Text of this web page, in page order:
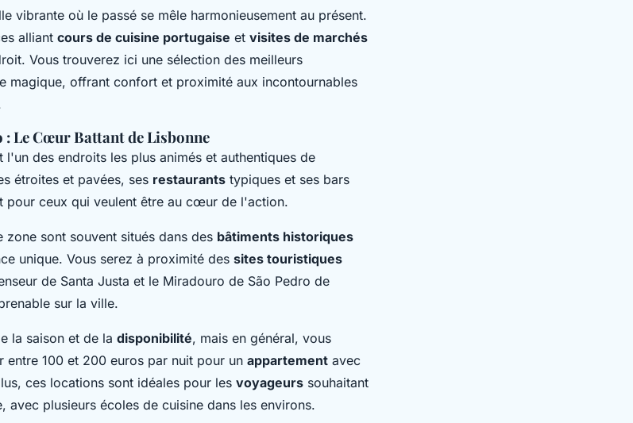
vibrante où le passé se mêle harmonieusement au présent.
alliant cours de cuisine portugaise et visites de marchés
Vous trouverez ici une sélection des meilleurs
magique, offrant confort et proximité aux incontournables
Le Cœur Battant de Lisbonne
l'un des endroits les plus animés et authentiques de
étroites et pavées, ses restaurants typiques et ses bars
pour ceux qui veulent être au cœur de l'action.
zone sont souvent situés dans des bâtiments historiques
unique. Vous serez à proximité des sites touristiques
de Santa Justa et le Miradouro de São Pedro de
sur la ville.
la saison et de la disponibilité, mais en général, vous
entre 100 et 200 euros par nuit pour un appartement avec
ces locations sont idéales pour les voyageurs souhaitant
avec plusieurs écoles de cuisine dans les environs.